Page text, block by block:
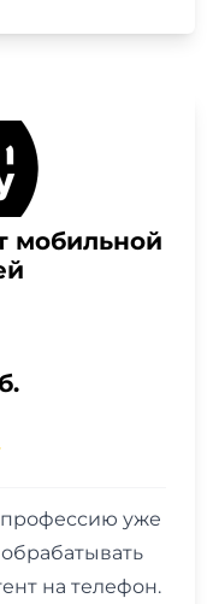
мобильной
уже
на телефон.